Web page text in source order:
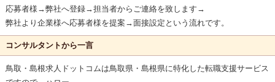
応募者様→弊社へ登録→担当者からご連絡を致します→
弊社より企業様へ応募者様を提案→面接設定という流れです。
コンサルタントから一言
鳥取・島根求人ドットコムは鳥取県・島根県に特化した転職支援サービス